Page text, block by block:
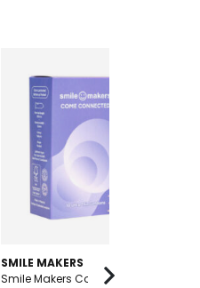
SMILE MAKERS
Smile Makers Come Connected